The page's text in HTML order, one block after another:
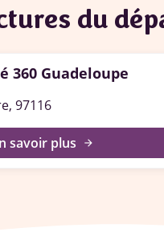
du
360 Guadeloupe
97116
savoir plus arrow_forward